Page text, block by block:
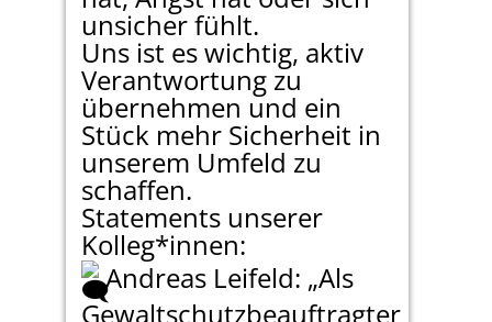
unsicher fühlt.
Uns ist es wichtig, aktiv
Verantwortung zu
übernehmen und ein
Stück mehr Sicherheit in
unserem Umfeld zu
schaffen.
Statements unserer
Kolleg*innen:
Andreas Leifeld: „Als
Gewaltschutzbeauftragter